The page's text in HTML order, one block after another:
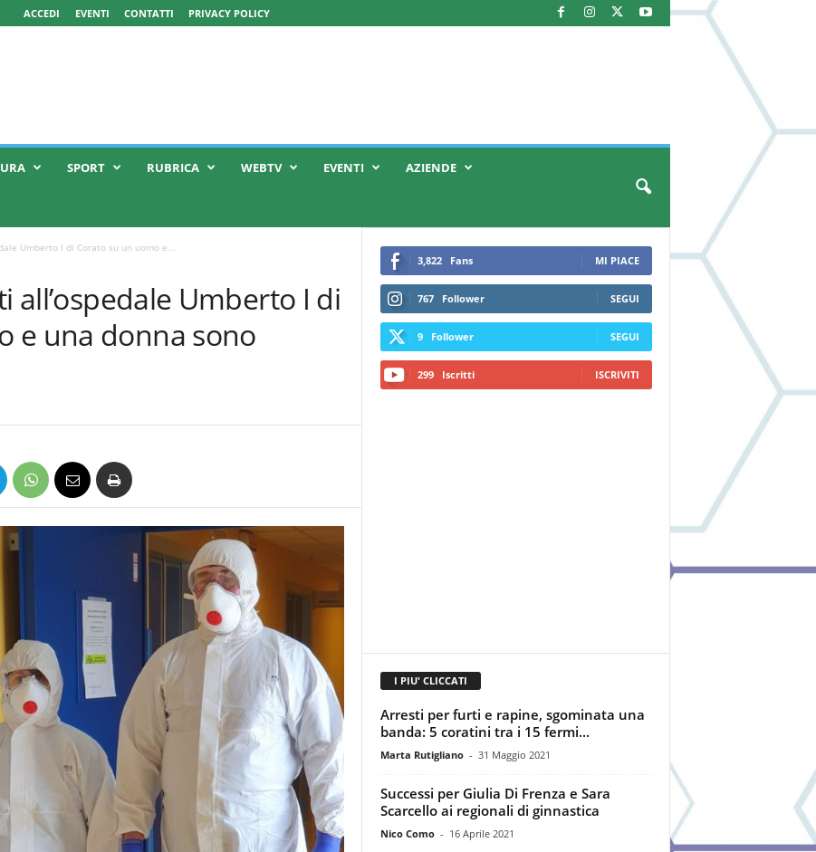
ACCEDI EVENTI CONTATTI PRIVACY POLICY
SPORT RUBRICA WEBTV EVENTI AZIENDE
Umberto I di Corato su un uomo e...
Umberto I di
e una donna sono
3,822 Fans MI PIACE
767 Follower SEGUI
9 Follower SEGUI
299 Iscritti ISCRIVITI
I PIU' CLICCATI
Arresti per furti e rapine, sgominata una
banda: 5 coratini tra i 15 fermi...
Marta Rutigliano - 31 Maggio 2021
Successi per Giulia Di Frenza e Sara
Scarcello ai regionali di ginnastica
Nico Como - 16 Aprile 2021